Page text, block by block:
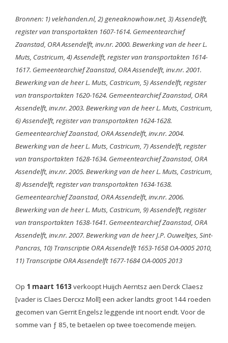
Bronnen: 1) velehanden.nl, 2) geneaknowhow.net, 3) Assendelft,
register van transportakten 1607-1614. Gemeentearchief
Zaanstad, ORA Assendelft, inv.nr. 2000. Bewerking van de heer L.
Muts, Castricum, 4) Assendelft, register van transportakten 1614-
1617. Gemeentearchief Zaanstad, ORA Assendelft, inv.nr. 2001.
Bewerking van de heer L. Muts, Castricum, 5) Assendelft, register
van transportakten 1620-1624. Gemeentearchief Zaanstad, ORA
Assendelft, inv.nr. 2003. Bewerking van de heer L. Muts, Castricum,
6) Assendelft, register van transportakten 1624-1628.
Gemeentearchief Zaanstad, ORA Assendelft, inv.nr. 2004.
Bewerking van de heer L. Muts, Castricum, 7) Assendelft, register
van transportakten 1628-1634. Gemeentearchief Zaanstad, ORA
Assendelft, inv.nr. 2005. Bewerking van de heer L. Muts, Castricum,
8) Assendelft, register van transportakten 1634-1638.
Gemeentearchief Zaanstad, ORA Assendelft, inv.nr. 2006.
Bewerking van de heer L. Muts, Castricum, 9) Assendelft, register
van transportakten 1638-1641. Gemeentearchief Zaanstad, ORA
Assendelft, inv.nr. 2007. Bewerking van de heer J.P. Ouweltjes, Sint-
Pancras, 10) Transcriptie ORA Assendelft 1653-1658 OA-0005 2010,
11) Transcriptie ORA Assendelft 1677-1684 OA-0005 2013
Op 1 maart 1613 verkoopt Huijch Aerntsz aen Derck Claesz
[vader is Claes Dercxz Moll] een acker landts groot 144 roeden
gecomen van Gerrit Engelsz leggende int noort endt. Voor de
somme van ƒ 85, te betaelen op twee toecomende meijen.